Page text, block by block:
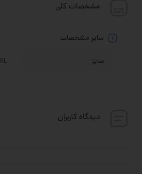
مشخصات کلی
سایر مشخصات
سایز XL
دیدگاه کاربران